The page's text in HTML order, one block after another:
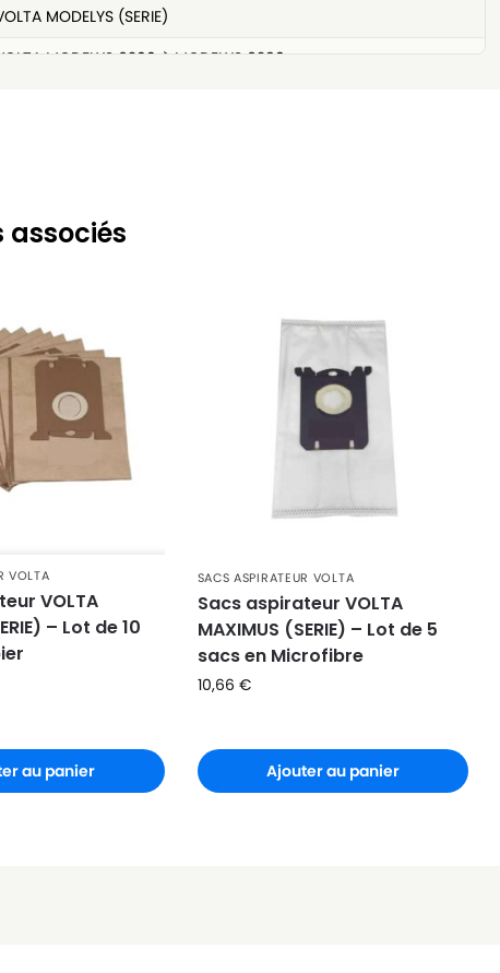
MODELYS (SERIE)
MODELYS 6200 à MODELYS 6290
U4610 à U4640 (CONTROL)
associés
VOLTA
VOLTA
– Lot de 10
au panier
SACS ASPIRATEUR VOLTA
Sacs aspirateur VOLTA
MAXIMUS (SERIE) – Lot de 5
sacs en Microfibre
10,66 €
Ajouter au panier